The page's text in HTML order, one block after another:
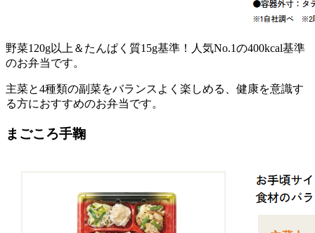
野菜120g以上＆たんぱく質15g基準！人気No.1の400kcal基準
のお弁当です。
主菜と4種類の副菜をバランスよく楽しめる、健康を意識す
る方におすすめのお弁当です。
まごころ手鞠